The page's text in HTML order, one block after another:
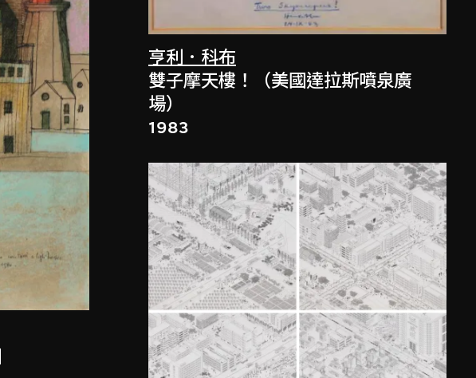
亨利．科布
雙子摩天樓！（美國達拉斯噴泉廣
場）
1983